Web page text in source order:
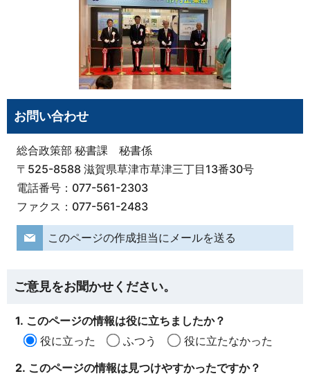
お問い合わせ
総合政策部 秘書課 秘書係
〒525-8588 滋賀県草津市草津三丁目13番30号
電話番号：077-561-2303
ファクス：077-561-2483
このページの作成担当にメールを送る
ご意見をお聞かせください。
1. このページの情報は役に立ちましたか？
役に立った
ふつう
役に立たなかった
2. このページの情報は見つけやすかったですか？